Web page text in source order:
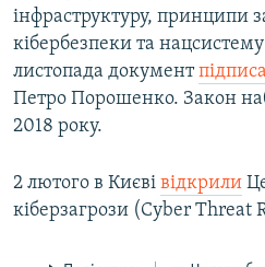
інфраструктуру, принципи
кібербезпеки та
листопада документ
Петро Порошенко. Закон
2018 року.
2 лютого в Києві відкрили
кіберзагрози (Cyber Threat